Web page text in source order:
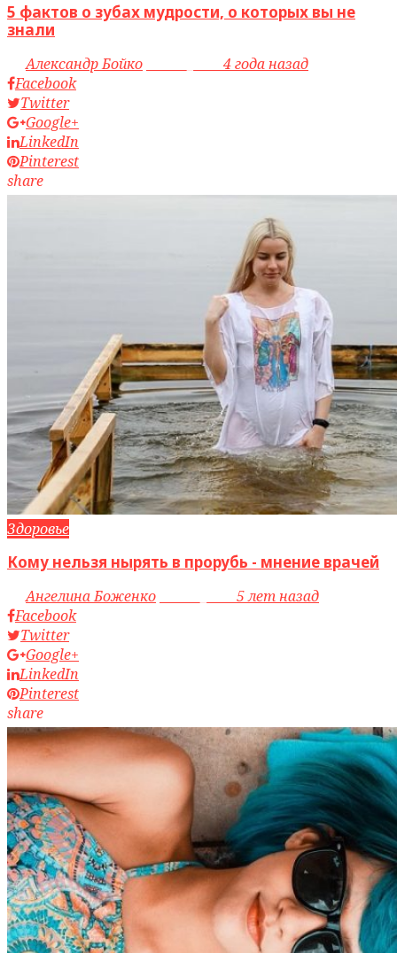
5 фактов о зубах мудрости, о которых вы не
знали
byАлександр Бойко
4 года назад
Facebook
Twitter
Google+
LinkedIn
Pinterest
share
Здоровье
Кому нельзя нырять в прорубь - мнение врачей
byАнгелина Боженко
5 лет назад
Facebook
Twitter
Google+
LinkedIn
Pinterest
share